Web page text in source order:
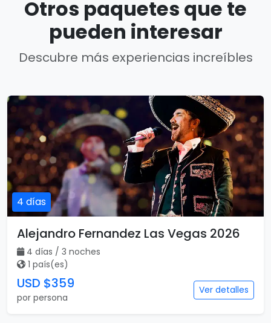
Otros paquetes que te
pueden interesar
Descubre más experiencias increíbles
4 días
Alejandro Fernandez Las Vegas 2026
4 días / 3 noches
1 país(es)
USD $359
por persona
Ver detalles